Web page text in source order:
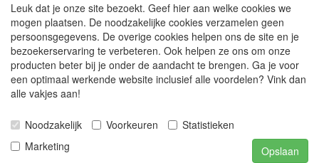
Maandag t/m Vrijdag: 9:00 - 17:30
Zaterdag: 9:00 - 17:00
Donderdagavond koopavond: 19:00 - 21:00
SERVICE
Playwood BV © 2024
Leuk dat je onze site bezoekt. Geef hier aan welke cookies we
mogen plaatsen. De noodzakelijke cookies verzamelen geen
persoonsgegevens. De overige cookies helpen ons de site en je
bezoekerservaring te verbeteren. Ook helpen ze ons om onze
producten beter bij je onder de aandacht te brengen. Ga je voor
een optimaal werkende website inclusief alle voordelen? Vink dan
alle vakjes aan!
Noodzakelijk Voorkeuren
Statistieken
Marketing
Opslaan